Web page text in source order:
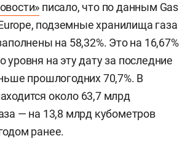
писало, что по данным Gas
подземные хранилища газа
на 58,32%. Это на 16,67%
уровня на эту дату за последние
прошлогодних 70,7%. В
около 63,7 млрд
— на 13,8 млрд кубометров
ранее.